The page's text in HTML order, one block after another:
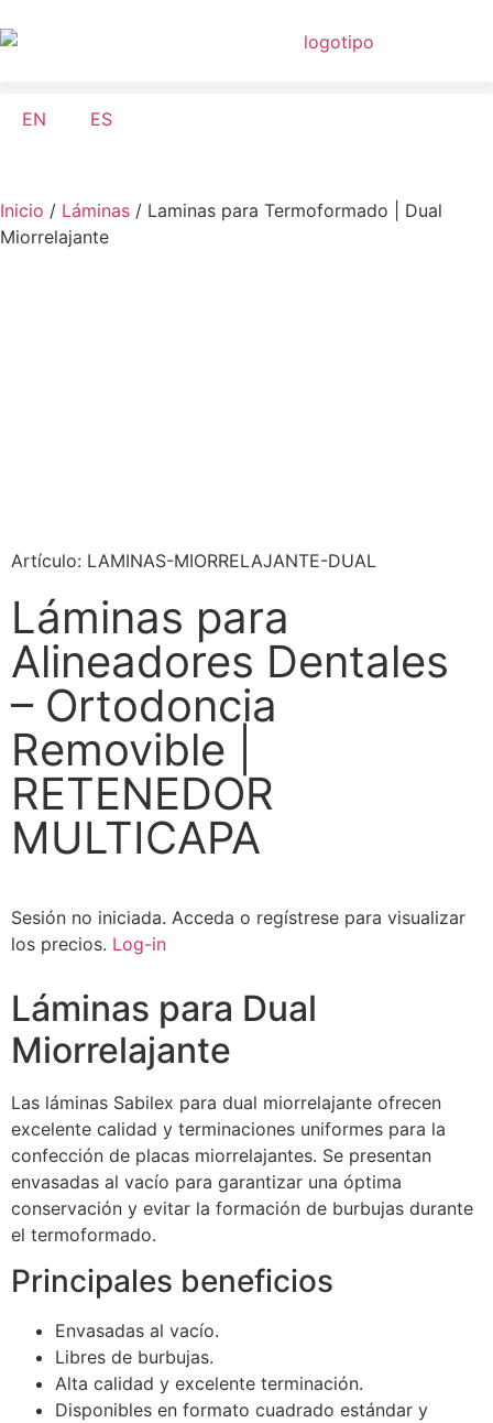
EN ES
Inicio / Láminas / Laminas para Termoformado | Dual
Miorrelajante
Artículo: LAMINAS-MIORRELAJANTE-DUAL
Láminas para
Alineadores Dentales
– Ortodoncia
Removible |
RETENEDOR
MULTICAPA
Sesión no iniciada. Acceda o regístrese para visualizar
los precios. Log-in
Láminas para Dual
Miorrelajante
Las láminas Sabilex para dual miorrelajante ofrecen
excelente calidad y terminaciones uniformes para la
confección de placas miorrelajantes. Se presentan
envasadas al vacío para garantizar una óptima
conservación y evitar la formación de burbujas durante
el termoformado.
Principales beneficios
Envasadas al vacío.
Libres de burbujas.
Alta calidad y excelente terminación.
Disponibles en formato cuadrado estándar y